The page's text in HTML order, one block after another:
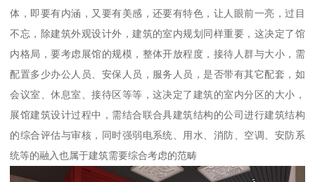
体，即要有内涵，又要有美感，还要有特色，让人眼前一亮，过目
不忘，除建筑外观设计外，建筑的室内规划同样重要，这决定了馆
内格局，要考虑展馆的规模，整体开放程度，接待人群与大小，需
配置多少办公人员、安保人员，服务人员，是否带有其它配套，如
会议室、休息室、接待区等等，这决定了建筑的室内分区的大小，
展馆建筑设计过程中，需结合联合具建筑结构的公司进行建筑结构
的综合评估与审核，同时强弱电系统、用水、消防、空调、安防系
统等的融入也属于建筑需要综合考虑的范畴